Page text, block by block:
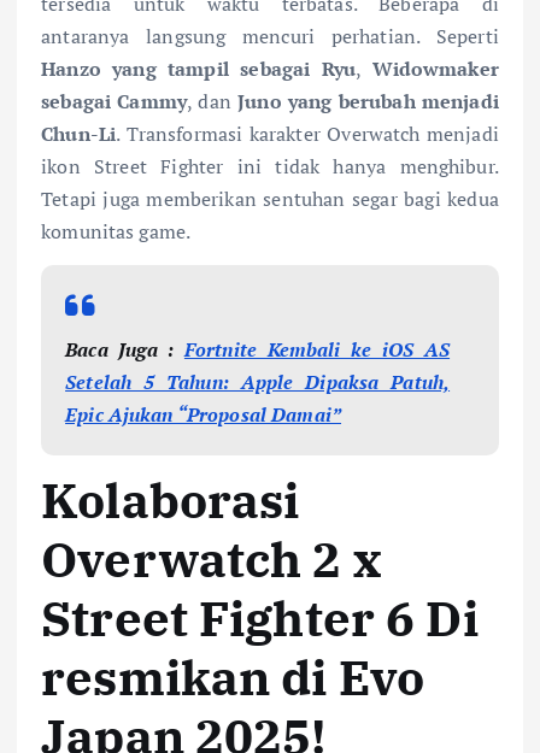
antaranya langsung mencuri perhatian. Seperti
Hanzo yang tampil sebagai Ryu, Widowmaker
sebagai Cammy, danJuno yang berubah menjadi
Chun-Li. Transformasi karakter Overwatch menjadi
ikon Street Fighter ini tidak hanya menghibur.
Tetapi juga memberikan sentuhan segar bagi kedua
komunitas game.
Baca Juga :Fortnite Kembali ke iOS AS
Setelah 5 Tahun: Apple Dipaksa Patuh,
Epic Ajukan “Proposal Damai”
Kolaborasi
Overwatch 2 x
Street Fighter 6 Di
resmikan di Evo
Japan 2025!